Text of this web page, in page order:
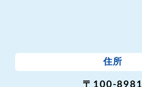
住所
〒100-8981